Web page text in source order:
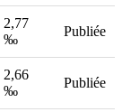
2,77
‰
Publiée
2,66
‰
Publiée